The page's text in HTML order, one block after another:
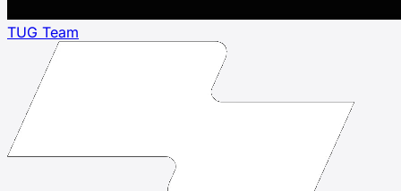
TUG Team